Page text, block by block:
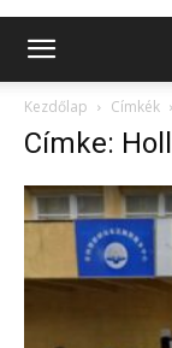
Kezdőlap Címkék
Címke: